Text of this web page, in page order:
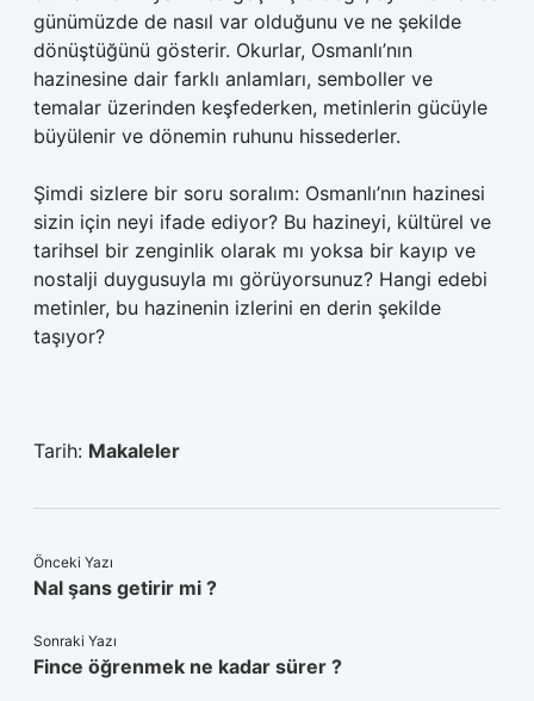
günümüzde de nasıl var olduğunu ve ne şekilde
dönüştüğünü gösterir. Okurlar, Osmanlı’nın
hazinesine dair farklı anlamları, semboller ve
temalar üzerinden keşfederken, metinlerin gücüyle
büyülenir ve dönemin ruhunu hissederler.
Şimdi sizlere bir soru soralım: Osmanlı’nın hazinesi
sizin için neyi ifade ediyor? Bu hazineyi, kültürel ve
tarihsel bir zenginlik olarak mı yoksa bir kayıp ve
nostalji duygusuyla mı görüyorsunuz? Hangi edebi
metinler, bu hazinenin izlerini en derin şekilde
taşıyor?
Tarih: Makaleler
Önceki Yazı
Nal şans getirir mi ?
Sonraki Yazı
Fince öğrenmek ne kadar sürer ?